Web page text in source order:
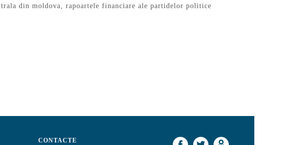
din moldova, rapoartele financiare ale partidelor politice
CONTACTE